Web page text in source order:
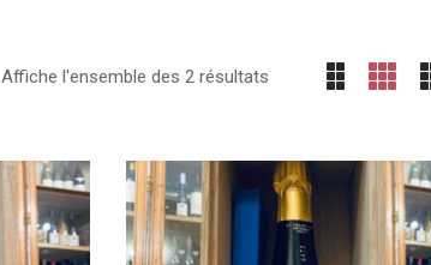
Affiche l'ensemble des 2 résultats